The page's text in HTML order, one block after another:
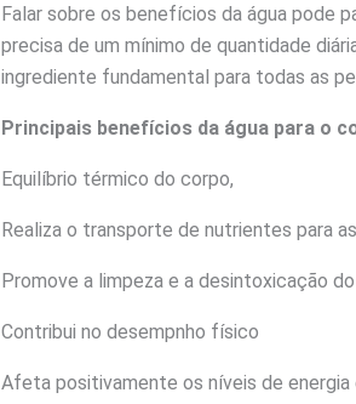
Falar sobre os benefícios da água pode
precisa de um mínimo de quantidade
ingrediente fundamental para todas as
Principais benefícios da água para o
Equilíbrio térmico do corpo,
Realiza o transporte de nutrientes para
Promove a limpeza e a desintoxicação do
Contribui no desempnho físico
Afeta positivamente os níveis de energia